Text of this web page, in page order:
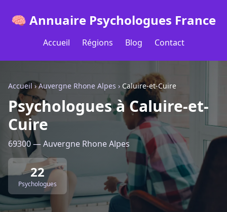
🧠 Annuaire Psychologues France
Accueil Régions Blog Contact
Accueil ›Auvergne Rhone Alpes › Caluire-et-Cuire
Psychologues à Caluire-et-
Cuire
69300 — Auvergne Rhone Alpes
22
Psychologues